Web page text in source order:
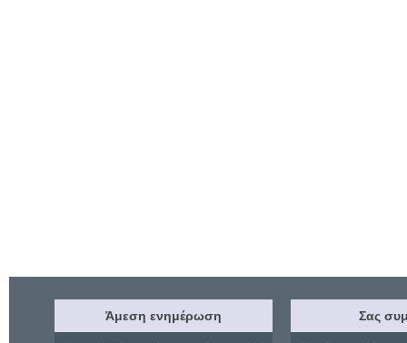
Άμεση ενημέρωση Σας